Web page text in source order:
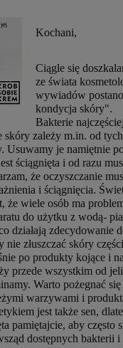
Kochani,
Ciągle się
ze świata
wywiadów
kondycja skóry".
Bakterie
zależy m.in. od
Usuwamy je namiętnie
ściągnięta i od razu
że oczyszczanie
i ściągnięcia.
że wiele osób ma
do użytku z wodą-
działają zdecydowanie
nie złuszczać skóry
po produkty kojące i
przede wszystkim od
Warto pożegnać
warzywami i
jest także sen,
pamiętajcie, aby
dostępnych bakterii